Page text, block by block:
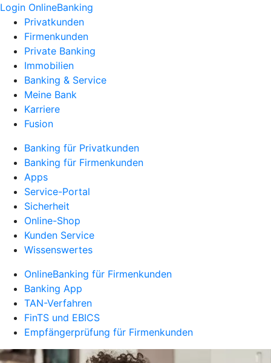
Login OnlineBanking
Privatkunden
Firmenkunden
Private Banking
Immobilien
Banking & Service
Meine Bank
Karriere
Fusion
Banking für Privatkunden
Banking für Firmenkunden
Apps
Service-Portal
Sicherheit
Online-Shop
Kunden Service
Wissenswertes
OnlineBanking für Firmenkunden
Banking App
TAN-Verfahren
FinTS und EBICS
Empfängerprüfung für Firmenkunden